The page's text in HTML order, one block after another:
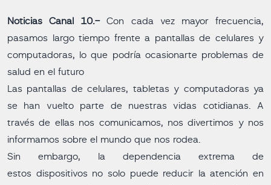
Noticias Canal 10.-Con cada vez mayor frecuencia,
pasamos largo tiempo frente a pantallas de celulares y
computadoras, lo que podría ocasionarte problemas de
salud en el futuro
Las pantallas de celulares, tabletas y computadoras ya
se han vuelto parte de nuestras vidas cotidianas. A
través de ellas nos comunicamos, nos divertimos y nos
informamos sobre el mundo que nos rodea.
Sin embargo, la dependencia extrema de
estos dispositivos no solo puede reducir la atención en